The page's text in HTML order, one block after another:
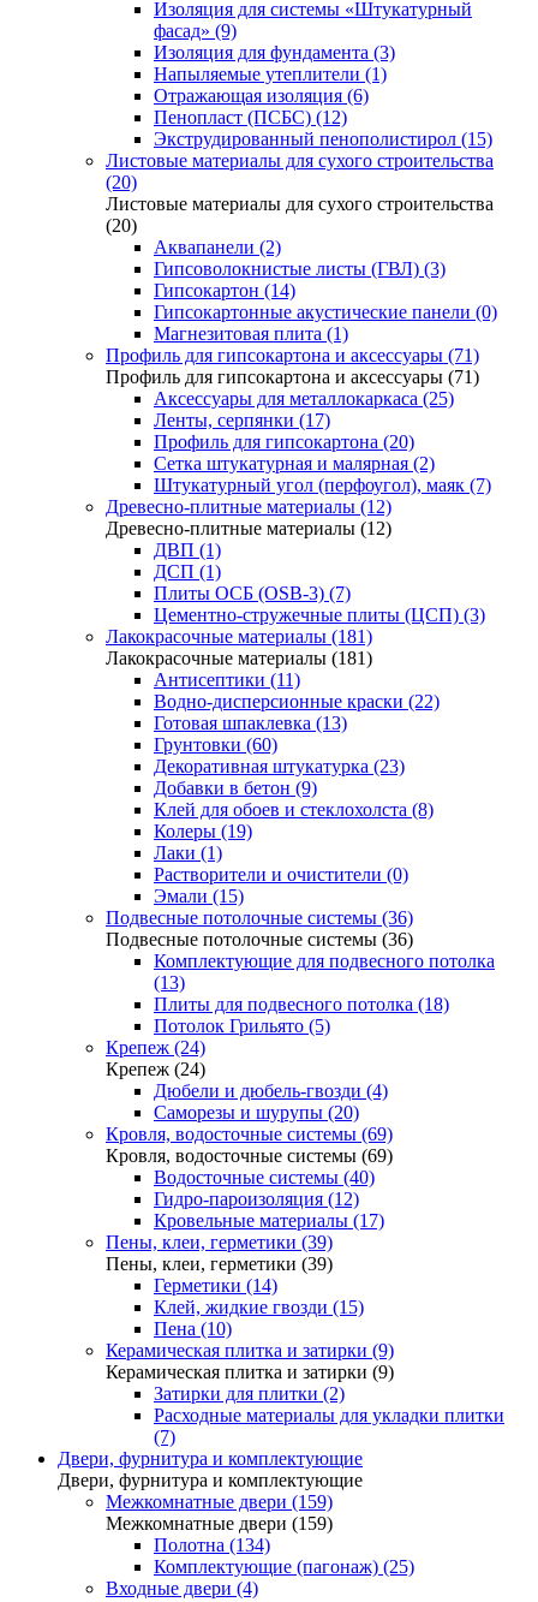
Изоляция для системы «Штукатурный
фасад» (9)
Изоляция для фундамента (3)
Напыляемые утеплители (1)
Отражающая изоляция (6)
Пенопласт (ПСБС) (12)
Экструдированный пенополистирол (15)
Листовые материалы для сухого строительства
(20)
Листовые материалы для сухого строительства
(20)
Аквапанели (2)
Гипсоволокнистые листы (ГВЛ) (3)
Гипсокартон (14)
Гипсокартонные акустические панели (0)
Магнезитовая плита (1)
Профиль для гипсокартона и аксессуары (71)
Профиль для гипсокартона и аксессуары (71)
Аксессуары для металлокаркаса (25)
Ленты, серпянки (17)
Профиль для гипсокартона (20)
Сетка штукатурная и малярная (2)
Штукатурный угол (перфоугол), маяк (7)
Древесно-плитные материалы (12)
Древесно-плитные материалы (12)
ДВП (1)
ДСП (1)
Плиты ОСБ (OSB-3) (7)
Цементно-стружечные плиты (ЦСП) (3)
Лакокрасочные материалы (181)
Лакокрасочные материалы (181)
Антисептики (11)
Водно-дисперсионные краски (22)
Готовая шпаклевка (13)
Грунтовки (60)
Декоративная штукатурка (23)
Добавки в бетон (9)
Клей для обоев и стеклохолста (8)
Колеры (19)
Лаки (1)
Растворители и очистители (0)
Эмали (15)
Подвесные потолочные системы (36)
Подвесные потолочные системы (36)
Комплектующие для подвесного потолка
(13)
Плиты для подвесного потолка (18)
Потолок Грильято (5)
Крепеж (24)
Крепеж (24)
Дюбели и дюбель-гвозди (4)
Саморезы и шурупы (20)
Кровля, водосточные системы (69)
Кровля, водосточные системы (69)
Водосточные системы (40)
Гидро-пароизоляция (12)
Кровельные материалы (17)
Пены, клеи, герметики (39)
Пены, клеи, герметики (39)
Герметики (14)
Клей, жидкие гвозди (15)
Пена (10)
Керамическая плитка и затирки (9)
Керамическая плитка и затирки (9)
Затирки для плитки (2)
Расходные материалы для укладки плитки
(7)
Двери, фурнитура и комплектующие
Двери, фурнитура и комплектующие
Межкомнатные двери (159)
Межкомнатные двери (159)
Полотна (134)
Комплектующие (пагонаж) (25)
Входные двери (4)